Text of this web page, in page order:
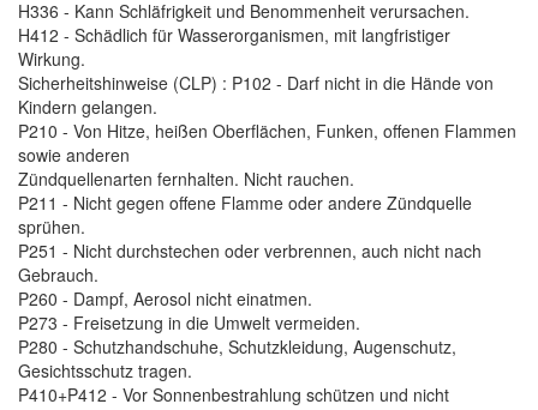
H336 - Kann Schläfrigkeit und Benommenheit verursachen.
H412 - Schädlich für Wasserorganismen, mit langfristiger
Wirkung.
Sicherheitshinweise (CLP) : P102 - Darf nicht in die Hände von
Kindern gelangen.
P210 - Von Hitze, heißen Oberflächen, Funken, offenen Flammen
sowie anderen
Zündquellenarten fernhalten. Nicht rauchen.
P211 - Nicht gegen offene Flamme oder andere Zündquelle
sprühen.
P251 - Nicht durchstechen oder verbrennen, auch nicht nach
Gebrauch.
P260 - Dampf, Aerosol nicht einatmen.
P273 - Freisetzung in die Umwelt vermeiden.
P280 - Schutzhandschuhe, Schutzkleidung, Augenschutz,
Gesichtsschutz tragen.
P410+P412 - Vor Sonnenbestrahlung schützen und nicht